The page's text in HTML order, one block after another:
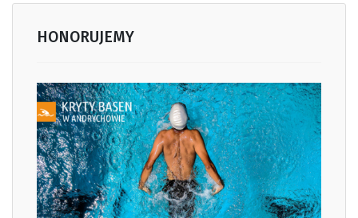
HONORUJEMY